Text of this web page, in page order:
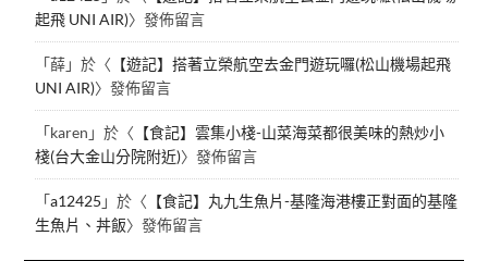
起飛 UNI AIR)〉發佈留言
「薛」於〈 【遊記】搭著立榮航空去金門遊玩囉(松山機場起飛
UNI AIR)〉發佈留言
「karen 」於〈 【食記】雲集小棧-山菜海菜都很美味的熱炒小
棧(台大金山分院附近)〉發佈留言
「a12425 」於〈 【食記】丸九生魚片-基隆海港樓正對面的基隆
生魚片、丼飯〉發佈留言